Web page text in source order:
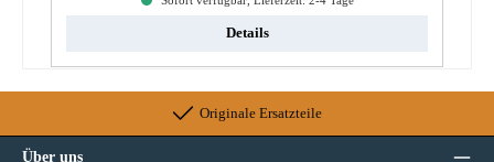
Details
Originale Ersatzteile
Über uns